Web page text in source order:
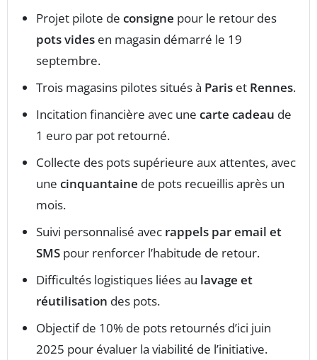
Projet pilote de consigne pour le retour des
pots vides en magasin démarré le 19
septembre.
Trois magasins pilotes situés à Paris et Rennes.
Incitation financière avec une carte cadeau de
1 euro par pot retourné.
Collecte des pots supérieure aux attentes, avec
une cinquantaine de pots recueillis après un
mois.
Suivi personnalisé avec rappels par email et
SMS pour renforcer l’habitude de retour.
Difficultés logistiques liées au lavage et
réutilisation des pots.
Objectif de 10% de pots retournés d’ici juin
2025 pour évaluer la viabilité de l’initiative.